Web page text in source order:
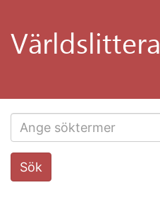
huvudinnehåll
Search
this
Sök